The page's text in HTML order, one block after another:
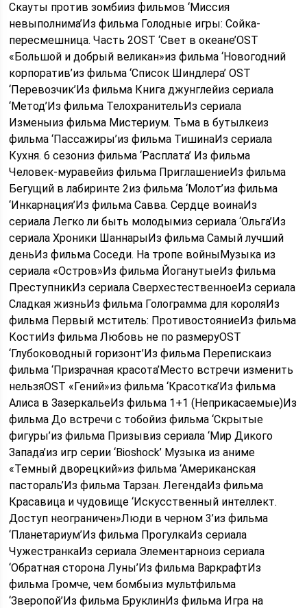
Скауты против зомбииз фильмов ‘Миссия
невыполнима’Из фильма Голодные игры: Сойка-
пересмешница. Часть 2OST ‘Свет в океане’OST
«Большой и добрый великан»из фильма ‘Новогодний
корпоратив’из фильма ‘Список Шиндлера’ OST
‘Перевозчик’Из фильма Книга джунглейиз сериала
‘Метод’Из фильма ТелохранительИз сериала
Изменыиз фильма Мистериум. Тьма в бутылкеиз
фильма ‘Пассажиры’из фильма ТишинаИз сериала
Кухня. 6 сезониз фильма ‘Расплата’ Из фильма
Человек-муравейиз фильма ПриглашениеИз фильма
Бегущий в лабиринте 2из фильма ‘Молот’из фильма
‘Инкарнация’Из фильма Савва. Сердце воинаИз
сериала Легко ли быть молодымиз сериала ‘Ольга’Из
сериала Хроники ШаннарыИз фильма Самый лучший
деньИз фильма Соседи. На тропе войныМузыка из
сериала «Остров»Из фильма ЙоганутыеИз фильма
ПреступникИз сериала СверхестественноеИз сериала
Сладкая жизньИз фильма Голограмма для короляИз
фильма Первый мститель: ПротивостояниеИз фильма
КостиИз фильма Любовь не по размеруOST
‘Глубоководный горизонт’Из фильма Перепискаиз
фильма ‘Призрачная красота’Место встречи изменить
нельзяOST «Гений»из фильма ‘Красотка’Из фильма
Алиса в ЗазеркальеИз фильма 1+1 (Неприкасаемые)Из
фильма До встречи с тобойиз фильма ‘Скрытые
фигуры’из фильма Призывиз сериала ‘Мир Дикого
Запада’из игр серии ‘Bioshock’ Музыка из аниме
«Темный дворецкий»из фильма ‘Американская
пастораль’Из фильма Тарзан. ЛегендаИз фильма
Красавица и чудовище ‘Искусственный интеллект.
Доступ неограничен»Люди в черном 3’из фильма
‘Планетариум’Из фильма ПрогулкаИз сериала
ЧужестранкаИз сериала Элементарноиз сериала
‘Обратная сторона Луны’Из фильма ВаркрафтИз
фильма Громче, чем бомбыиз мультфильма
‘Зверопой’Из фильма БруклинИз фильма Игра на